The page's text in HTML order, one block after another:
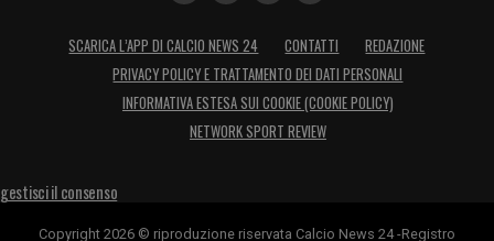
SCARICA L’APP DI CALCIO NEWS 24 CONTATTI
REDAZIONE
PRIVACY POLICY E TRATTAMENTO DEI DATI PERSONALI
INFORMATIVA ESTESA SUI COOKIE (COOKIE POLICY)
NETWORK SPORT REVIEW
gestisci il consenso
Copyright 2026 © riproduzione riservata Calcio News 24 -Registro